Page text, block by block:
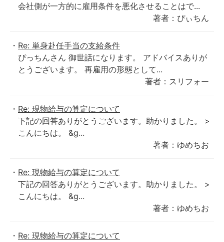
会社側が一方的に雇用条件を悪化させることはで...
著者：ぴぃちん
Re: 単身赴任手当の支給条件
ぴっちんさん 御世話になります。 アドバイスありが
とうございます。 再雇用の形態として...
著者：スリフォー
Re: 現物給与の算定について
下記の回答ありがとうございます。助かりました。 >
こんにちは。 &g...
著者：ゆめちお
Re: 現物給与の算定について
下記の回答ありがとうございます。助かりました。 >
こんにちは。 &g...
著者：ゆめちお
Re: 現物給与の算定について